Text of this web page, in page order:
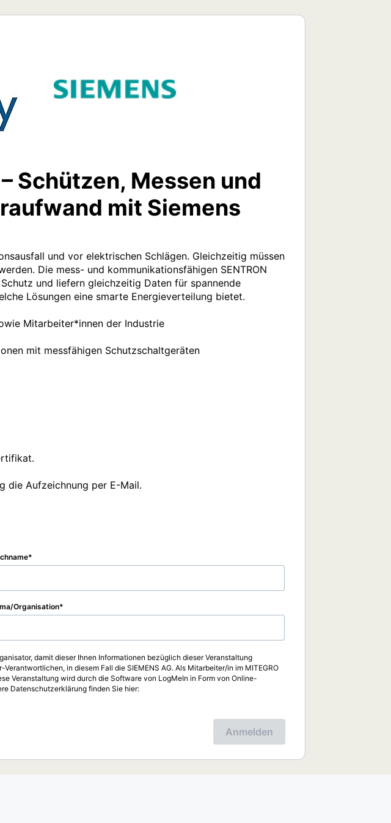
Schützen, Messen und
mit Siemens
und vor elektrischen Schlägen. Gleichzeitig müssen
Die mess- und kommunikationsfähigen SENTRON
und liefern gleichzeitig Daten für spannende
Lösungen eine smarte Energieverteilung bietet.
Mitarbeiter*innen der Industrie
mit messfähigen Schutzschaltgeräten
die Aufzeichnung per E-Mail.
Organisation
damit dieser Ihnen Informationen bezüglich dieser Veranstaltung
in diesem Fall die SIEMENS AG. Als Mitarbeiter/in im MITEGRO
Veranstaltung wird durch die Software von LogMeIn in Form von Online-
Datenschutzerklärung finden Sie hier:
Anmelden